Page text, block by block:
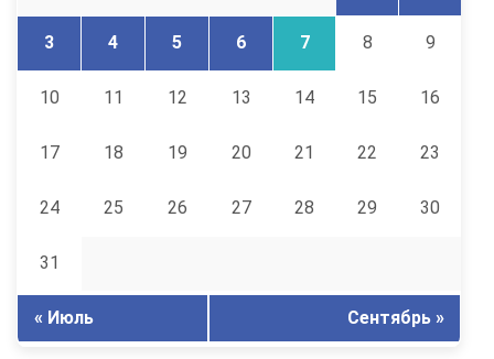
3 4 5 6 7 8 9
10 11 12 13 14 15 16
17 18 19 20 21 22 23
24 25 26 27 28 29 30
31
« Июль Сентябрь »